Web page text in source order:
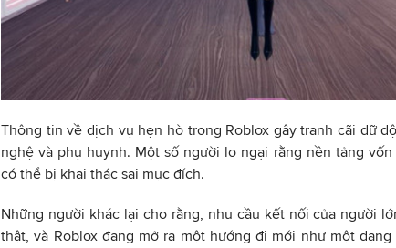
Thông tin về dịch vụ hẹn hò trong Roblox gây tranh cãi dữ
nghệ và phụ huynh. Một số người lo ngại rằng nền tảng
có thể bị khai thác sai mục đích.
Những người khác lại cho rằng, nhu cầu kết nối của người
thật, và Roblox đang mở ra một hướng đi mới như một dạng